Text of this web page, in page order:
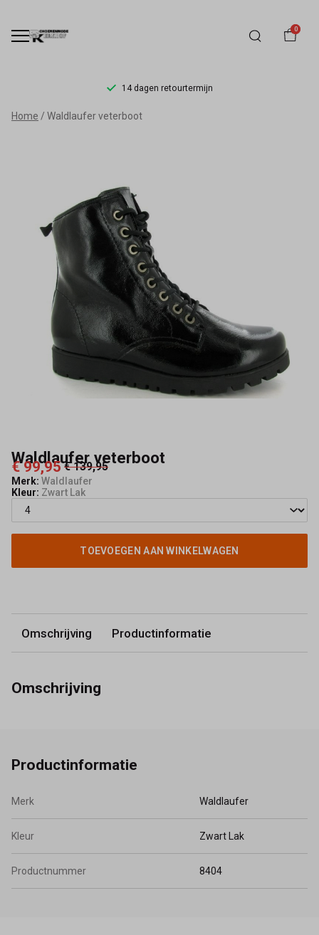
0
14 dagen retourtermijn
Waldlaufer
Schoenmode
Kerkhof
Home Waldlaufer veterboot
Waldlaufer veterboot
€ 99,95 € 139,95
Merk: Waldlaufer
Kleur: Zwart Lak
TOEVOEGEN AAN WINKELWAGEN
Omschrijving Productinformatie
Omschrijving
Productinformatie
Merk Waldlaufer
Kleur Zwart Lak
Productnummer 8404